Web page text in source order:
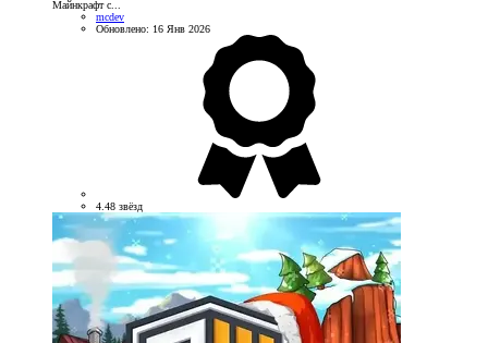
Майнкрафт с...
mcdev
Обновлено: 16 Янв 2026
4.48 звёзд